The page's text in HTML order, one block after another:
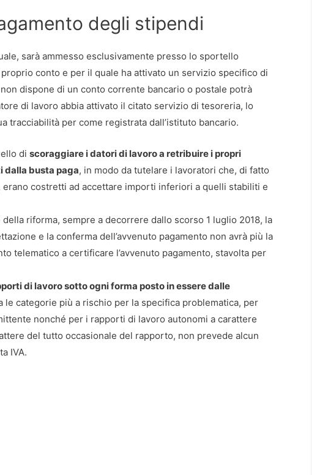
degli stipendi
sarà ammesso esclusivamente presso lo sportello
conto e per il quale ha attivato un servizio specifico di
dispone di un conto corrente bancario o postale potrà
di lavoro abbia attivato il citato servizio di tesoreria, lo
tracciabilità per come registrata dall’istituto bancario.
di scoraggiare i datori di lavoro a retribuire i propri
dalla busta paga, in modo da tutelare i lavoratori che, di fatto
costretti ad accettare importi inferiori a quelli stabiliti e
riforma, sempre a decorrere dallo scorso 1 luglio 2018, la
e la conferma dell’avvenuto pagamento non avrà più la
telematico a certificare l’avvenuto pagamento, stavolta per
di lavoro sotto ogni forma posto in essere dalle
le categorie più a rischio per la specifica problematica, per
nonché per i rapporti di lavoro autonomi a carattere
del tutto occasionale del rapporto, non prevede alcun
IVA.